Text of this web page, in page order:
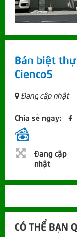
Bán biệt
Cienco5
Đang cập nhật
Chia sẻ ngay:
Đang cập
nhật
CÓ THỂ BẠN